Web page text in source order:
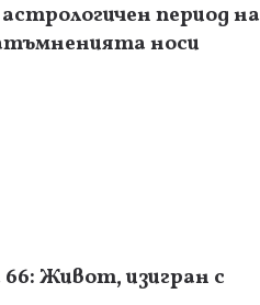
период на
носи
Живот, изигран с